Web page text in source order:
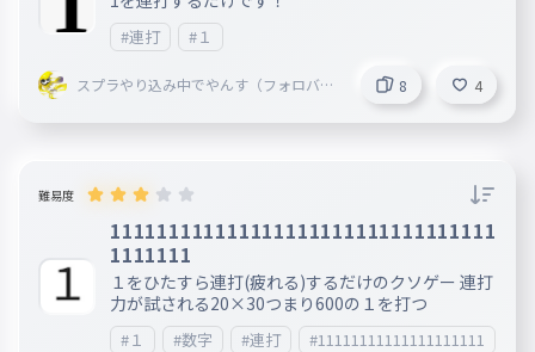
#連打 #１
スプラやり込み中でやんす（フォロバ絶
8 4
難易度
111111111111111111111111111111111
1111111
１をひたすら連打(疲れる)するだけのクソゲー 連打
力が試される20×30つまり600の１を打つ
#１ #数字 #連打 #11111111111111111111